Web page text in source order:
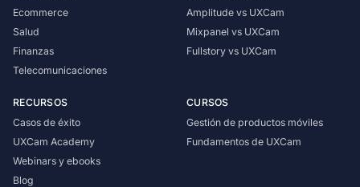
Ecommerce
Salud
Finanzas
Telecomunicaciones
Amplitude vs UXCam
Mixpanel vs UXCam
Fullstory vs UXCam
RECURSOS
Casos de éxito
UXCam Academy
Webinars y ebooks
Blog
CURSOS
Gestión de productos móviles
Fundamentos de UXCam